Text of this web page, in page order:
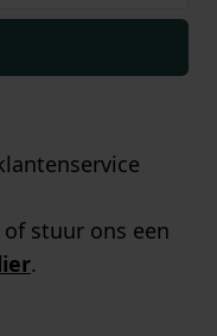
of stuur ons een
.